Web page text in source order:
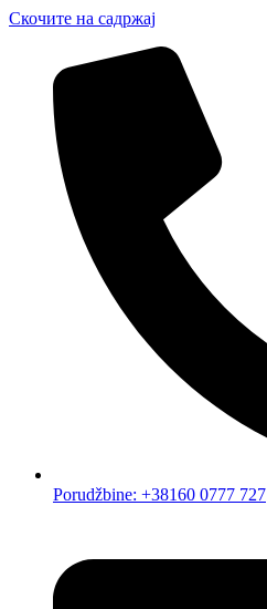
Скочите на садржај
Porudžbine: +38160 0777 727